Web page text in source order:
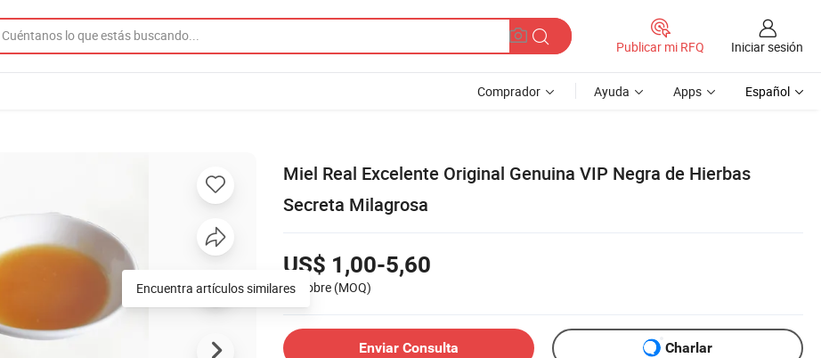
Publicar mi RFQ Iniciar sesión
Comprador Ayuda Apps Español
Miel Real Excelente Original Genuina VIP Negra de Hierbas
Secreta Milagrosa
US$ 1,00-5,60
10 sobre (MOQ)
Enviar Consulta Charlar
Encuentra artículos similares